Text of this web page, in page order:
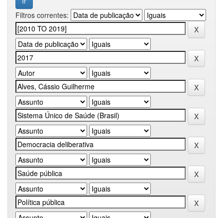
Filtros correntes: